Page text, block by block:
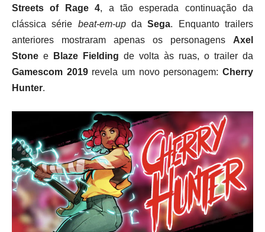
Streets of Rage 4, a tão esperada continuação da
clássica série beat-em-updaSega. Enquanto trailers
anteriores mostraram apenas os personagens Axel
Stone e Blaze Fielding de volta às ruas, o trailer da
Gamescom 2019revela um novo personagem:Cherry
Hunter.